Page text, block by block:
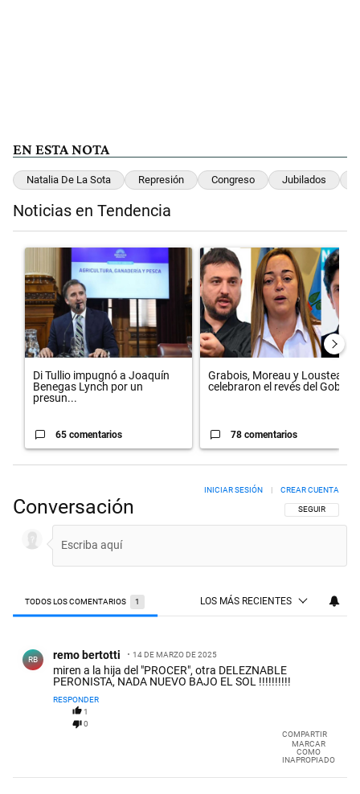
EN ESTA NOTA
Natalia De La Sota Represión Congreso Jubilados
Noticias en Tendencia
Este listado muestra los artículos con más comentarios en los
Un artículo de tendencia con el título "Di Tullio impugnó a Joaquín
Di Tullio impugnó a Joaquín
Benegas Lynch por un
presun...
65 comentarios
Un artículo de tendencia con el
Grabois, Moreau y Lousteau
celebraron el revés del Gobi...
78 comentarios
Conversación SIGA ESTA
SEGUIR
INICIAR SESIÓN | CREAR CUENTA
TODOS LOS COMENTARIOS 1 LOS MÁS RECIENTES
RB remo bertotti 14 DE MARZO DE 2025
miren a la hija del "PROCER", otra DELEZNABLE
PERONISTA, NADA NUEVO BAJO EL SOL !!!!!!!!!!
RESPONDER
1
0
COMPARTIR
MARCAR
COMO
INAPROPIADO